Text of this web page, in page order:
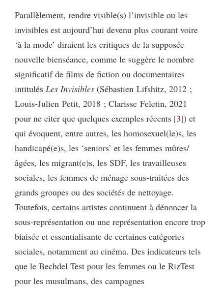
Parallèlement, rendre visible(s) l’invisible ou les
invisibles est aujourd’hui devenu plus courant voire
‘à la mode’ diraient les critiques de la supposée
nouvelle bienséance, comme le suggère le nombre
significatif de films de fiction ou documentaires
intitulés Les Invisibles (Sébastien Lifshitz, 2012 ;
Louis-Julien Petit, 2018 ; Clarisse Feletin, 2021
pour ne citer que quelques exemples récents 3 ) et
qui évoquent, entre autres, les homosexuel(le)s, les
handicapé(e)s, les ‘seniors’ et les femmes mûres/
âgées, les migrant(e)s, les SDF, les travailleuses
sociales, les femmes de ménage sous-traitées des
grands groupes ou des sociétés de nettoyage.
Toutefois, certains artistes continuent à dénoncer la
sous-représentation ou une représentation encore trop
biaisée et essentialisante de certaines catégories
sociales, notamment au cinéma. Des indicateurs tels
que le Bechdel Test pour les femmes ou le RizTest
pour les musulmans, des campagnes